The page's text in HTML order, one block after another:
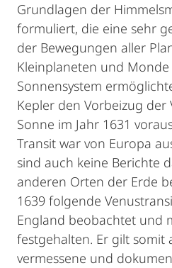
Grundlagen der
formuliert, die eine sehr
der Bewegungen aller
Kleinplaneten und
Sonnensystem
Kepler den Vorbeizug der
Sonne im Jahr 1631
Transit war von Europa
sind auch keine Berichte
anderen Orten der Erde
1639 folgende
England beobachtet und
festgehalten. Er gilt somit
vermessene und